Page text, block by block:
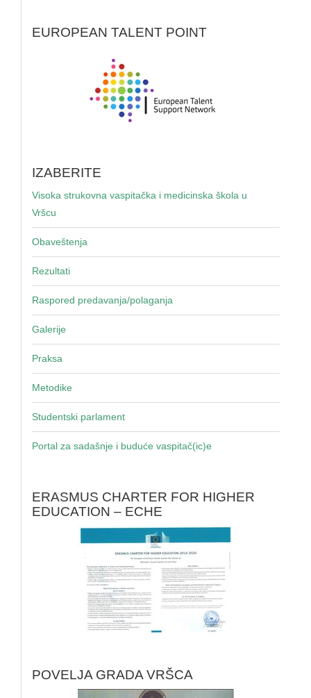
EUROPEAN TALENT POINT
IZABERITE
Visoka strukovna vaspitačka i medicinska škola u
Vršcu
Obaveštenja
Rezultati
Raspored predavanja/polaganja
Galerije
Praksa
Metodike
Studentski parlament
Portal za sadašnje i buduće vaspitač(ic)e
ERASMUS CHARTER FOR HIGHER
EDUCATION – ECHE
POVELJA GRADA VRŠCA